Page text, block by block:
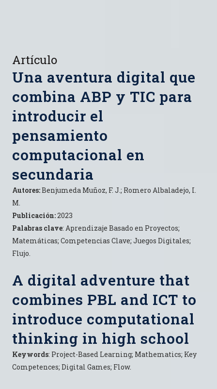
Artículo
Una aventura digital que
combina ABP y TIC para
introducir el
pensamiento
computacional en
secundaria
Autores:Benjumeda Muñoz, F. J.; Romero Albaladejo, I.
M.
Publicación:2023
Palabras clave: Aprendizaje Basado en Proyectos;
Matemáticas; Competencias Clave; Juegos Digitales;
Flujo.
A digital adventure that
combines PBL and ICT to
introduce computational
thinking in high school
Keywords: Project-Based Learning; Mathematics; Key
Competences; Digital Games; Flow.